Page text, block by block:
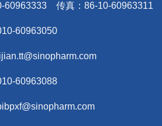
60963333 传真：86-10-60963311
60963050
60963088